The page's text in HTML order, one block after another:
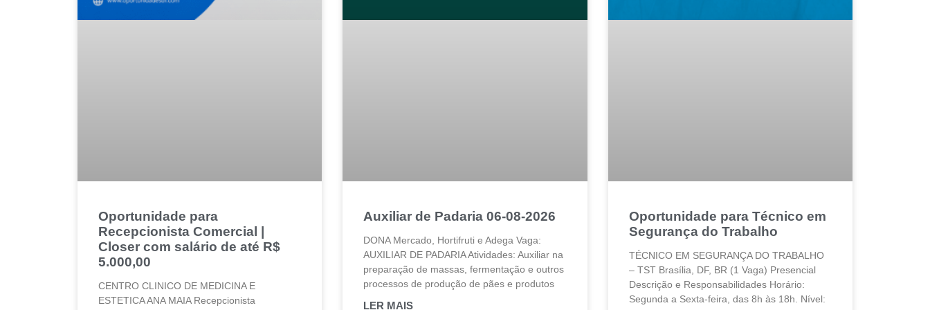
Oportunidade para
Recepcionista Comercial |
Closer com salário de até R$
5.000,00
CENTRO CLINICO DE MEDICINA E
ESTETICA ANA MAIA Recepcionista
Auxiliar de Padaria 06-08-2026
DONA Mercado, Hortifruti e Adega Vaga:
AUXILIAR DE PADARIA Atividades: Auxiliar na
preparação de massas, fermentação e outros
processos de produção de pães e produtos
LER MAIS
Oportunidade para Técnico em
Segurança do Trabalho
TÉCNICO EM SEGURANÇA DO TRABALHO
– TST Brasília, DF, BR (1 Vaga) Presencial
Descrição e Responsabilidades Horário:
Segunda a Sexta-feira, das 8h às 18h. Nível: